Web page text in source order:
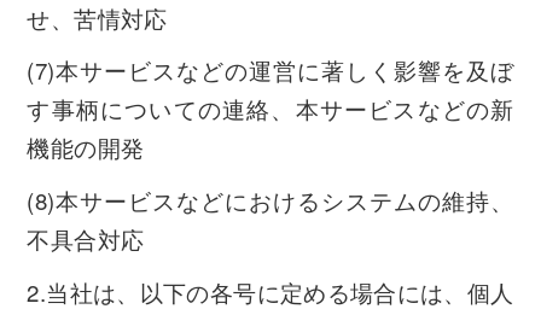
せ、苦情対応
(7)本サービスなどの運営に著しく影響を及ぼ
す事柄についての連絡、本サービスなどの新
機能の開発
(8)本サービスなどにおけるシステムの維持、
不具合対応
2.当社は、以下の各号に定める場合には、個人